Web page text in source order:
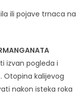
ili pojave trnaca na
izvan pogleda i
Otopina kalijevog
nakon isteka roka